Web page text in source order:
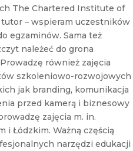
r
N
e
w
s
l
e
t
t
e
r
The Chartered Institute of
tutor – wspieram uczestników
egzaminów. Sama też
należeć do grona
również zajęcia
szkoleniowo-rozwojowych
jak branding, komunikacja
przed kamerą i biznesowy
zajęcia m. in.
i Łódzkim. Ważną częścią
narzędzi edukacji